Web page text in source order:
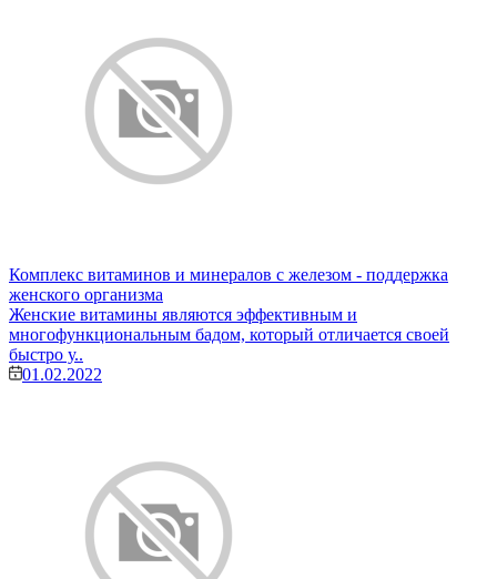
Комплекс витаминов и минералов с железом - поддержка
женского организма
Женские витамины являются эффективным и
многофункциональным бадом, который отличается своей
быстро у..
01.02.2022